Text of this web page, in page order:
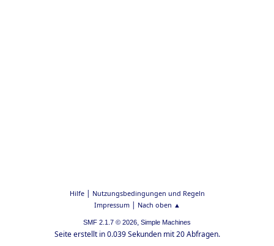
Hilfe| Nutzungsbedingungen und Regeln
Impressum| Nach oben ▲
SMF 2.1.7 © 2026, Simple Machines
Seite erstellt in 0.039 Sekunden mit 20 Abfragen.